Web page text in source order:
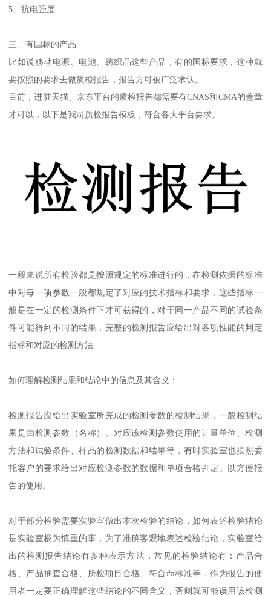
5、抗电强度
三、有国标的产品
比如说移动电源、电池、纺织品这些产品，有的国标要求，这种就
要按照的要求去做质检报告，报告方可被广泛承认。
目前，进驻天猫、京东平台的质检报告都需要有CNAS和CMA的盖章
才可以，以下是我司质检报告模板，符合各大平台要求。
一般来说所有检验都是按照规定的标准进行的，在检测依据的标准
中对每一项参数一般都规定了对应的技术指标和要求，这些指标一
般是在一定的检测条件下才可获得的，对于同一产品不同的试验条
件可能得到不同的结果，完整的检测报告应给出对各项性能的判定
指标和对应的检测方法
如何理解检测结果和结论中的信息及其含义：
检测报告应给出实验室所完成的检测参数的检测结果，一般检测结
果是由检测参数（名称）、对应该检测参数使用的计量单位、检测
方法和试验条件、样品的检测数据和结果等，有时实验室也按照委
托客户的要求给出对应检测参数的数据和单项合格判定。以方便报
告的使用。
对于部分检验需要实验室做出本次检验的结论，如何表述检验结论
是实验室极为慎重的事，为了准确客观地表述检验结论，实验室给
出的检测报告结论有多种表示方法，常见的检验结论有：产品合
格、产品抽查合格、所检项目合格、符合##标准等，作为报告的使
用者一定要正确理解这些结论的不同含义，否则就可能误用该检测